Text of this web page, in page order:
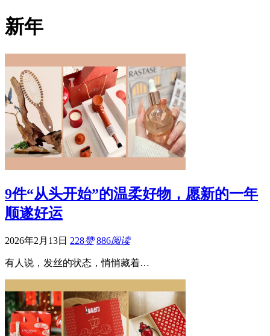
新年
9件“从头开始”的温柔好物，愿新的一年
顺遂好运
2026年2月13日 228赞 886阅读
有人说，发丝的状态，悄悄藏着…